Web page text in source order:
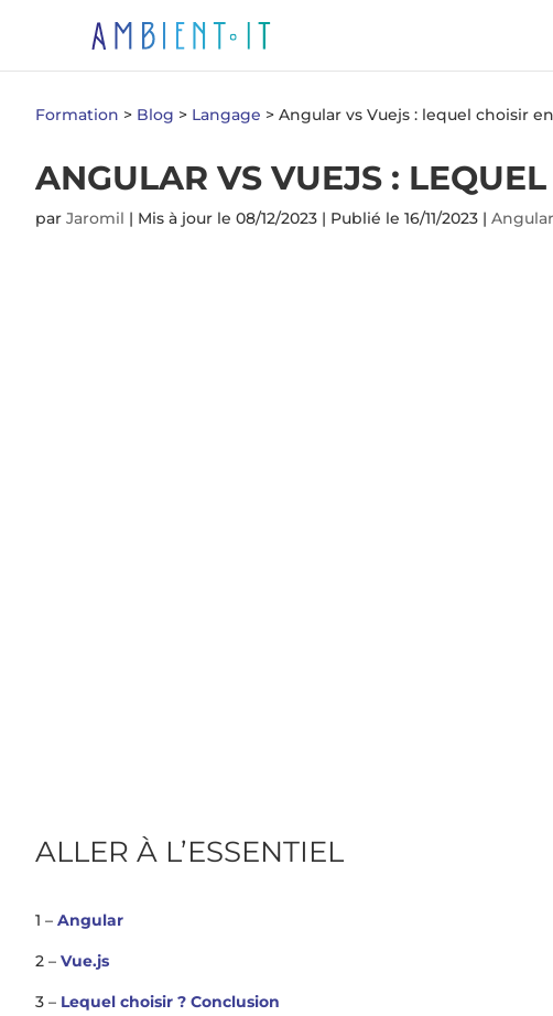
Formation > Blog > Langage > Angular vs Vuejs : lequel choisir
ANGULAR VS VUEJS :
par Jaromil | Mis à jour le 08/12/2023 | Publié le 16/11/2023 | Angular
ALLER À L’ESSENTIEL
1 – Angular
2 – Vue.js
3 – Lequel choisir ? Conclusion